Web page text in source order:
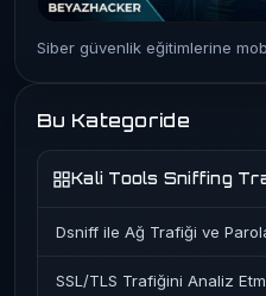
Siber güvenlik eğitimlerine
Bu Kategoride
Kali Tools Sniffing
Dsniff ile Ağ Trafiği ve
SSL/TLS Trafiğini Analiz